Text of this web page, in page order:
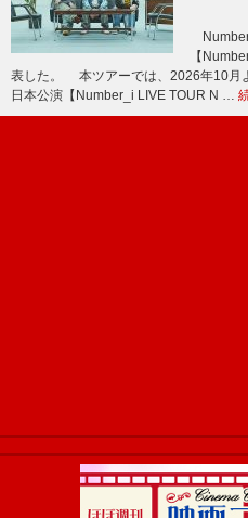
【
表した。 本ツアーでは、2026年10月
日本公演【Number_i LIVE TOUR N …